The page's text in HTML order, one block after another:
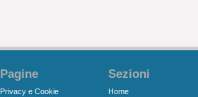
Pagine
Privacy e Cookie
Sezioni
Home